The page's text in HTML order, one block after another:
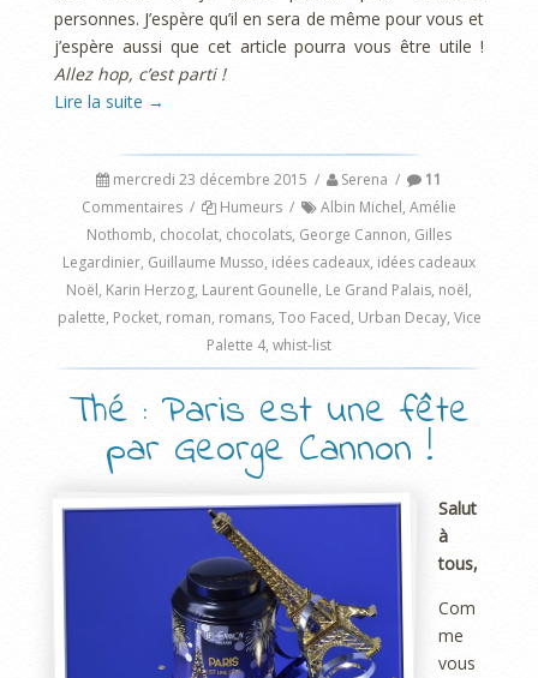
personnes. J’espère qu’il en sera de même pour vous et
j’espère aussi que cet article pourra vous être utile !
Allez hop, c’est parti !
Lire la suite →
mercredi 23 décembre 2015 / Serena /
11
Commentaires / Humeurs / Albin Michel, Amélie
Nothomb, chocolat, chocolats, George Cannon, Gilles
Legardinier, Guillaume Musso, idées cadeaux, idées cadeaux
Noël, Karin Herzog, Laurent Gounelle, Le Grand Palais, noël,
palette, Pocket, roman, romans, Too Faced, Urban Decay, Vice
Palette 4, whist-list
Thé : Paris est une fête
par George Cannon !
Salut
à
tous,
Com
me
vous